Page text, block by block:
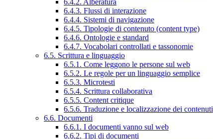
6.4.2. Alberatura
6.4.3. Flussi di interazione
6.4.4. Sistemi di navigazione
6.4.5. Tipologie di contenuto (content type)
6.4.6. Ontologie e standard
6.4.7. Vocabolari controllati e tassonomie
6.5. Scrittura e linguaggio
6.5.1. Come leggono le persone sul web
6.5.2. Le regole per un linguaggio semplice
6.5.3. Microtesti
6.5.4. Scrittura collaborativa
6.5.5. Content critique
6.5.6. Traduzione e localizzazione dei contenuti
6.6. Documenti
6.6.1. I documenti vanno sul web
6.6.2. Tipi di documenti